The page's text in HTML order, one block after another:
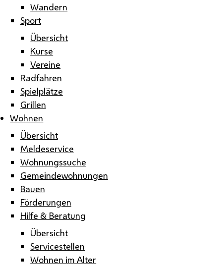
Wandern
Sport
Übersicht
Kurse
Vereine
Radfahren
Spielplätze
Grillen
Wohnen
Übersicht
Meldeservice
Wohnungssuche
Gemeindewohnungen
Bauen
Förderungen
Hilfe & Beratung
Übersicht
Servicestellen
Wohnen im Alter